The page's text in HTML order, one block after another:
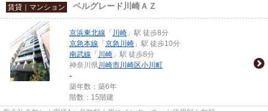
賃貸｜マンション ベルグレード川崎ＡＺ
京浜東北線 「 川崎 」駅 徒歩8分
京急本線 「 京急川崎 」駅 徒歩10分
南武線 「 川崎 」駅 徒歩8分
神奈川県川崎市川崎区小川町
-
築年数：築6年
階数：15階建